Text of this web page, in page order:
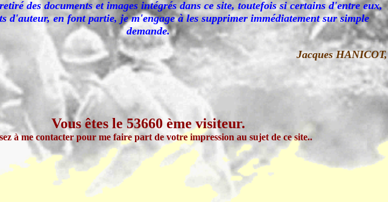
des documents et images intégrés dans ce site, toutefois si certains d'entre eux,
d'auteur, en font partie, je m'engage à les supprimer immédiatement sur simple
demande.
Jacques HANICOT,
Vous êtes le 53660 ème visiteur.
à me contacter pour me faire part de votre impression au sujet de ce site..